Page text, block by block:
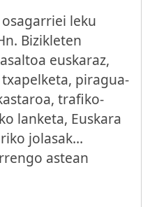
leku
Bizikleten
euskaraz,
piragua-
trafiko-
lanketa, Euskara
jolasak…
astean